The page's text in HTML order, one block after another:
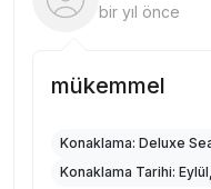
bir yıl önce
mükemmel
Konaklama: Deluxe
Konaklama Tarihi: